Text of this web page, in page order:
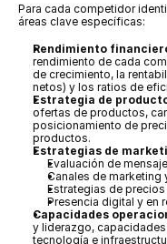
Para cada competidor
áreas clave específicas:
Rendimiento
rendimiento de cada
de crecimiento, la
netos) y los ratios de
Estrategia de
ofertas de productos,
posicionamiento de
productos.
Estrategias de
Evaluación de
Canales de marketing
Estrategias de
Presencia digital y en
Capacidades
y liderazgo,
tecnología e